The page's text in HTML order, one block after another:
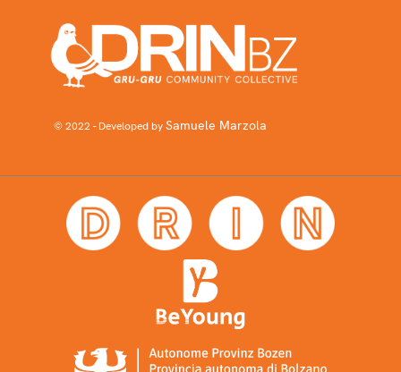
© 2022 - Developed bySamuele Marzola